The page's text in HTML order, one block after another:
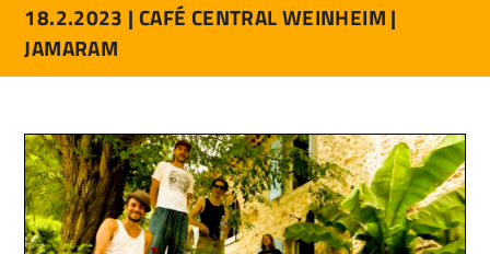
18.2.2023 | CAFÉ CENTRAL WEINHEIM |
JAMARAM